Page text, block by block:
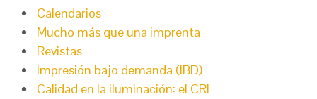
Calendarios
Mucho más que una imprenta
Revistas
Impresión bajo demanda (IBD)
Calidad en la iluminación: el CRI